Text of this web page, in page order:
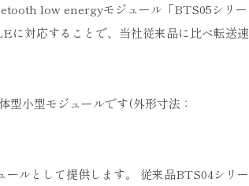
low energyモジュール「BTS05シリー
対応することで、当社従来品に比べ転送速
小型モジュールです(外形寸法：
ルとして提供します。 従来品BTS04シリー